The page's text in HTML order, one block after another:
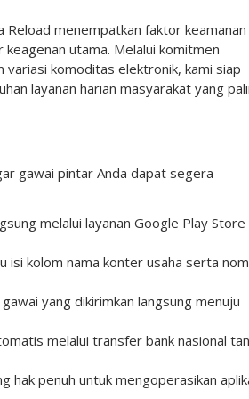
menempatkan faktor keamanan
utama. Melalui komitmen
variasi komoditas elektronik, kami siap
layanan harian masyarakat yang
gawai pintar Anda dapat segera
melalui layanan Google Play Store
isi kolom nama konter usaha serta
yang dikirimkan langsung menuju
melalui transfer bank nasional
hak penuh untuk mengoperasikan